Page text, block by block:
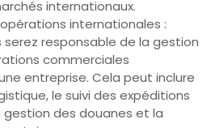
internationaux.
internationales :
serez responsable de la gestion
commerciales
entreprise. Cela peut inclure
le suivi des expéditions
des douanes et la